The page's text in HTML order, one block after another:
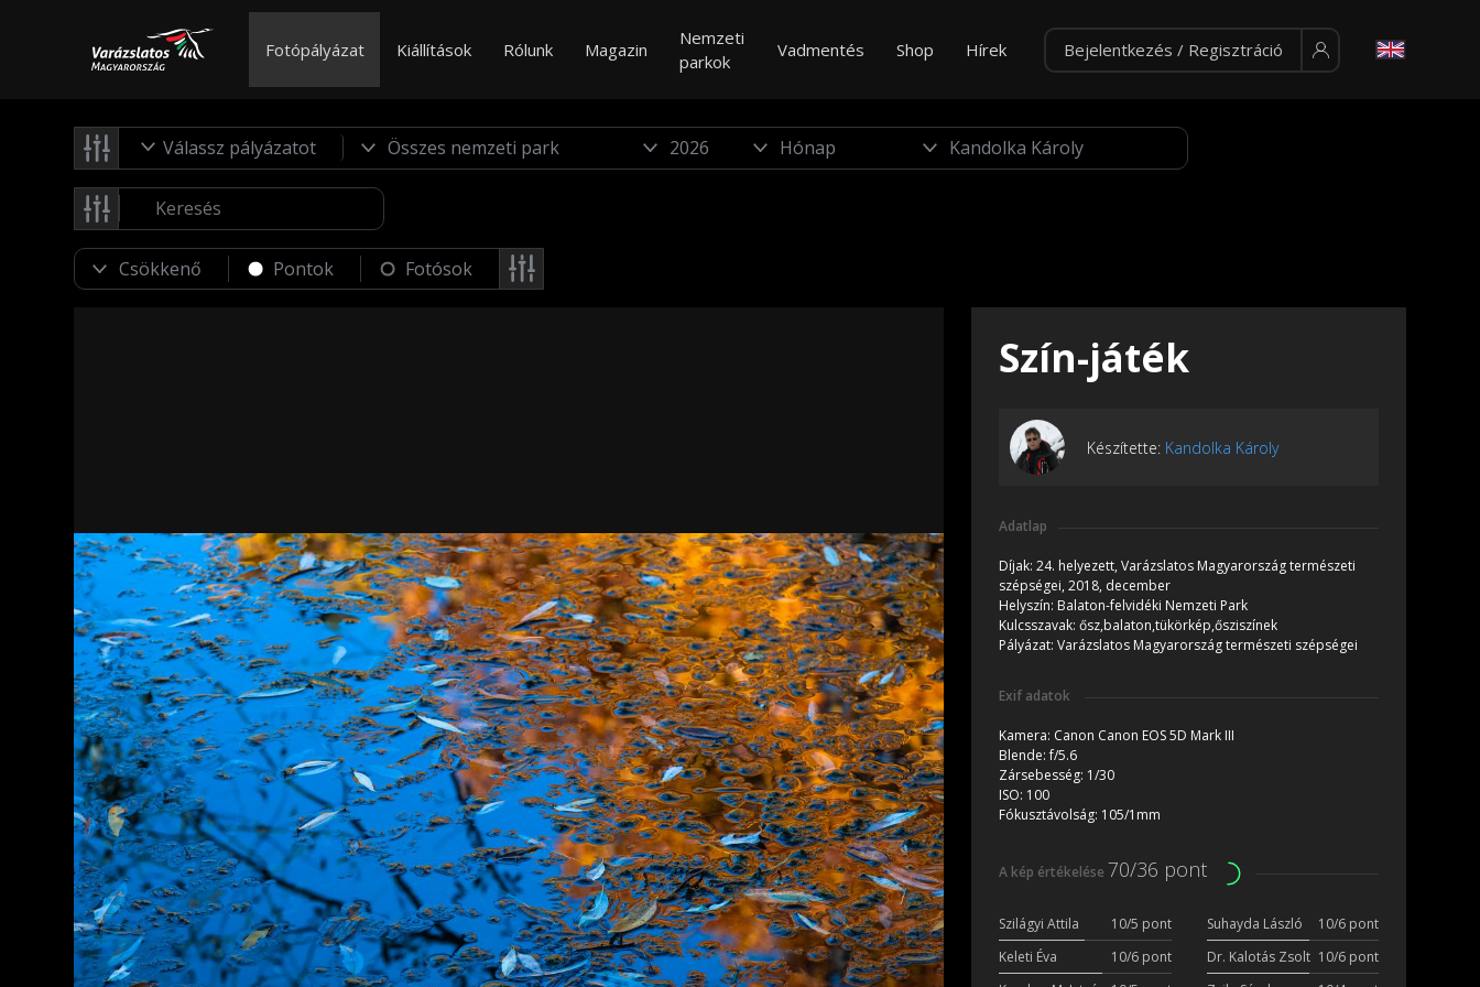
Fotópályázat Kiállítások Rólunk Magazin
Nemzeti
parkok
Vadmentés Shop Hírek Bejelentkezés / Regisztráció
Válassz pályázatot
Pontok Fotósok
Szín-játék
Készítette: Kandolka Károly
Adatlap
Díjak: 24. helyezett, Varázslatos Magyarország természeti
szépségei, 2018, december
Helyszín: Balaton-felvidéki Nemzeti Park
Kulcsszavak: ősz,balaton,tükörkép,ősziszínek
Pályázat: Varázslatos Magyarország természeti szépségei
Exif adatok
Kamera: Canon Canon EOS 5D Mark III
Blende:f/5.6
Zársebesség: 1/30
ISO: 100
Fókusztávolság: 105/1mm
A kép értékelése 70/36 pont
Szilágyi Attila 10/5 pont Suhayda László
10/6 pont
Keleti Éva
10/6 pont Dr. Kalotás Zsolt 10/6 pont